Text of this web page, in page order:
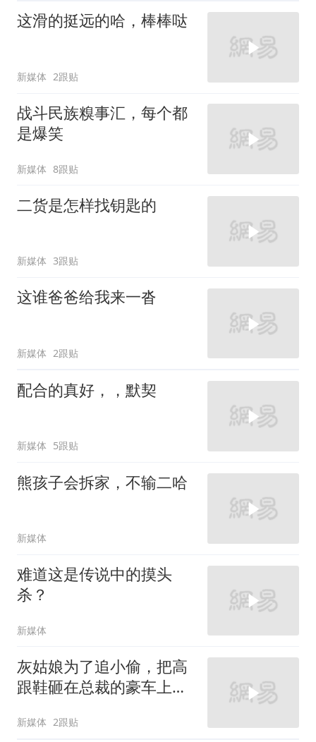
这滑的挺远的哈，棒棒哒
新媒体 2跟贴
战斗民族糗事汇，每个都
是爆笑
新媒体 8跟贴
二货是怎样找钥匙的
新媒体 3跟贴
这谁爸爸给我来一沓
新媒体 2跟贴
配合的真好，，默契
新媒体 5跟贴
熊孩子会拆家，不输二哈
新媒体
难道这是传说中的摸头
杀？
新媒体
灰姑娘为了追小偷，把高
跟鞋砸在总裁的豪车上，
新媒体 2跟贴